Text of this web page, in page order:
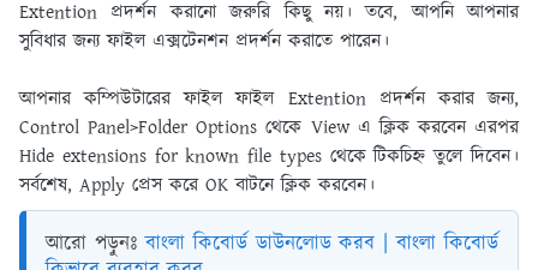
Extention প্রদর্শন করানাে জরুরি কিছু নয়। তবে, আপনি আপনার
সুবিধার জন্য ফাইল এক্সটেনশন প্রদর্শন করাতে পারেন।
আপনার কম্পিউটারের ফাইল ফাইল Extention প্রদর্শন করার জন্য,
Control Panel>Folder Options থেকে View এ ক্লিক করবেন এরপর
Hide extensions for known file types থেকে টিকচিহ্ন তুলে দিবেন।
সর্বশেষ, Apply প্রেস করে OK বাটনে ক্লিক করবেন।
আরো পড়ুনঃবাংলা কিবোর্ড ডাউনলোড করব | বাংলা কিবোর্ড